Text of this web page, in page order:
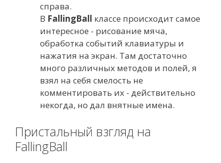
справа.
В FallingBall классе происходит самое
интересное - рисование мяча,
обработка событий клавиатуры и
нажатия на экран. Там достаточно
много различных методов и полей, я
взял на себя смелость не
комментировать их - действительно
некогда, но дал внятные имена.
Пристальный взгляд на
FallingBall